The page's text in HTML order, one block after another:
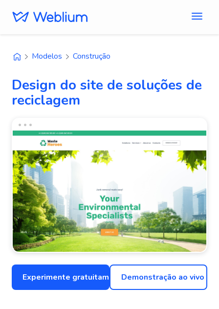
Modelos Construção
Design do site de soluções de
reciclagem
Experimente gratuitamenteDemonstração ao vivo